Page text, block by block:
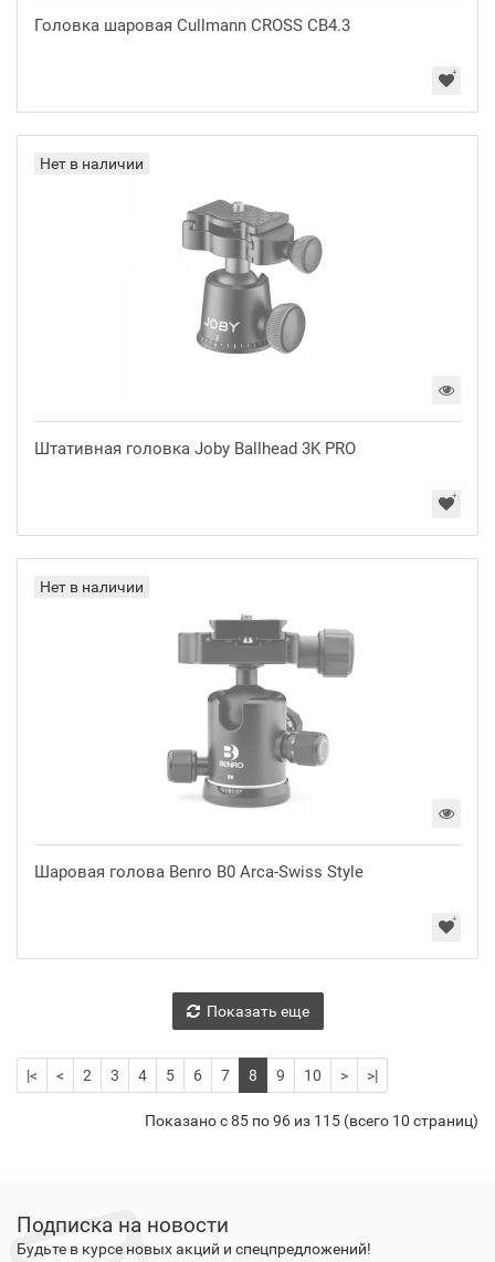
Головка шаровая Cullmann CROSS CB4.3
Нет в наличии
Штативная головка Joby Ballhead 3K PRO
Нет в наличии
Шаровая голова Benro B0 Arca-Swiss Style
Показать еще
|< < 2 3 4 5 6 7 8 9 10 > >|
Показано с 85 по 96 из 115 (всего 10 страниц)
Подписка на новости
Будьте в курсе новых акций и спецпредложений!